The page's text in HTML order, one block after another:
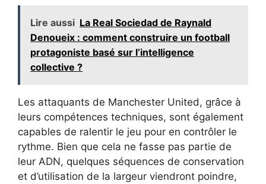
Lire aussi La Real Sociedad de Raynald
Denoueix : comment construire un football
protagoniste basé sur l’intelligence
collective ?
Les attaquants de Manchester United, grâce à
leurs compétences techniques, sont également
capables de ralentir le jeu pour en contrôler le
rythme. Bien que cela ne fasse pas partie de
leur ADN, quelques séquences de conservation
et d’utilisation de la largeur viendront poindre,